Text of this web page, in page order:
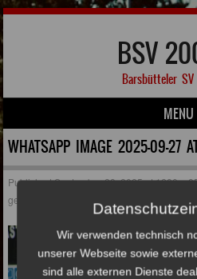
BSV
Barsbütteler SV
MENU
Skip to content
WHATSAPP IMAGE 2025-09-27
PublishedSeptember 28, 2025at1280 ×
gegen Eintracht Norderstedt!
Wir verwenden technisch
unserer Webseite sowie
sind alle externen Dienste